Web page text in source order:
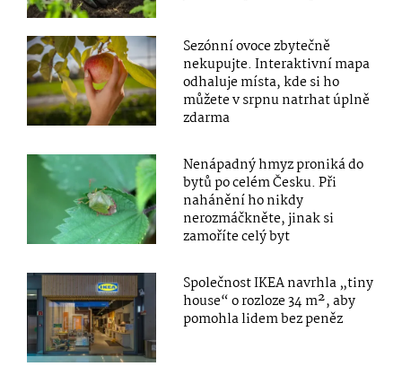
Sezónní ovoce zbytečně
nekupujte. Interaktivní mapa
odhaluje místa, kde si ho
můžete v srpnu natrhat úplně
zdarma
Nenápadný hmyz proniká do
bytů po celém Česku. Při
nahánění ho nikdy
nerozmáčkněte, jinak si
zamoříte celý byt
Společnost IKEA navrhla „tiny
house“ o rozloze 34 m², aby
pomohla lidem bez peněz